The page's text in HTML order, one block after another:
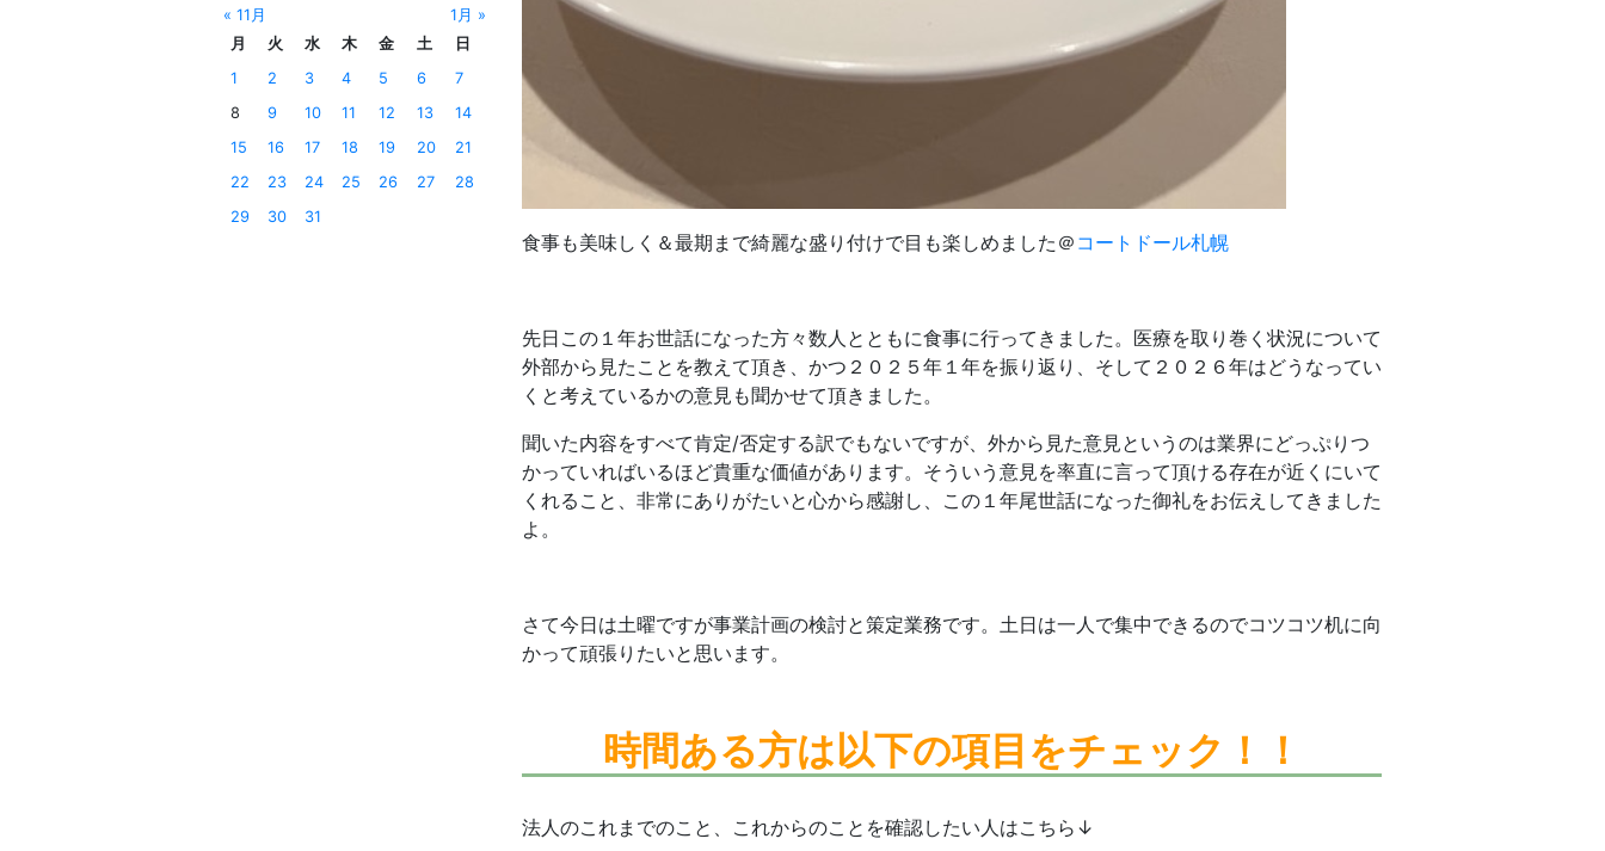
食事も美味しく＆最期まで綺麗な盛り付けで目も楽しめました＠ コートドール札幌
先日この１年お世話になった方々数人とともに食事に行ってきました。医療を取り巻く状況について
外部から見たことを教えて頂き、かつ２０２５年１年を振り返り、そして２０２６年はどうなってい
くと考えているかの意見も聞かせて頂きました。
聞いた内容をすべて肯定/否定する訳でもないですが、外から見た意見というのは業界にどっぷりつ
かっていればいるほど貴重な価値があります。そういう意見を率直に言って頂ける存在が近くにいて
くれること、非常にありがたいと心から感謝し、この１年尾世話になった御礼をお伝えしてきました
よ。
さて今日は土曜ですが事業計画の検討と策定業務です。土日は一人で集中できるのでコツコツ机に向
かって頑張りたいと思います。
時間ある方は以下の項目をチェック！！
法人のこれまでのこと、これからのことを確認したい人はこちら↓
« 11月
1月 »
月
火 水 木 金 土
日
1
2 3 4 5 6
7
8
9 10 11 12 13
14
15
16 17 18 19 20
21
22
23 24 25 26 27
28
29
30 31